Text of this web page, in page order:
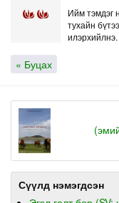
Ийм тэмдэг
тухайн
илэрхийлнэ.
« Буцах
Сүүлд нэмэгдсэн